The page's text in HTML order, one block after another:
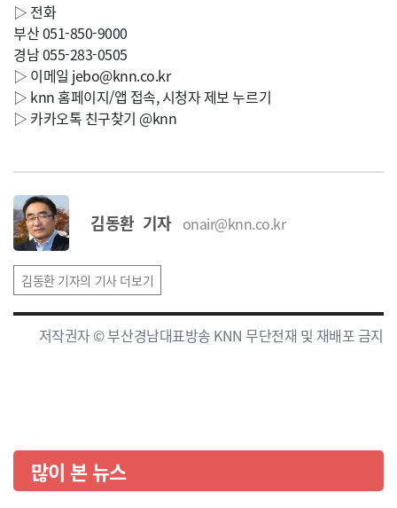
▷ 전화
부산 051-850-9000
경남 055-283-0505
▷ 이메일 jebo@knn.co.kr
▷ knn 홈페이지/앱 접속, 시청자 제보 누르기
▷ 카카오톡 친구찾기 @knn
김동환 기자 onair@knn.co.kr
김동환 기자의 기사 더보기
저작권자 © 부산경남대표방송 KNN 무단전재 및 재배포 금지
많이 본 뉴스